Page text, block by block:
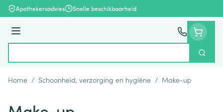
Ga naar de inhoud
Apothekersadvies Snelle beschikbaarheid
Menu
Zoek
Home / Schoonheid, verzorging en hygiëne / Make-up